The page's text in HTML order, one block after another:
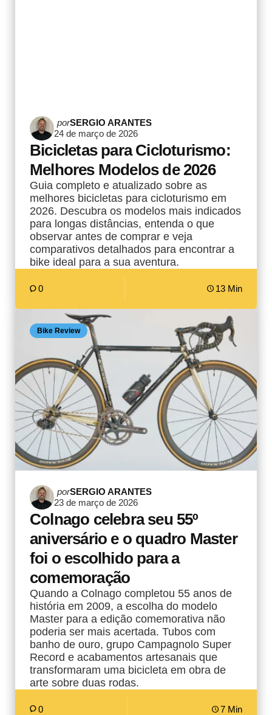
Postado
por
porSERGIO ARANTES
24 de março de 2026
Bicicletas para Cicloturismo:
Melhores Modelos de 2026
Guia completo e atualizado sobre as
melhores bicicletas para cicloturismo em
2026. Descubra os modelos mais indicados
para longas distâncias, entenda o que
observar antes de comprar e veja
comparativos detalhados para encontrar a
bike ideal para a sua aventura.
0 13 Min
Bike Review
Postado
por
porSERGIO ARANTES
23 de março de 2026
Colnago celebra seu 55º
aniversário e o quadro Master
foi o escolhido para a
comemoração
Quando a Colnago completou 55 anos de
história em 2009, a escolha do modelo
Master para a edição comemorativa não
poderia ser mais acertada. Tubos com
banho de ouro, grupo Campagnolo Super
Record e acabamentos artesanais que
transformaram uma bicicleta em obra de
arte sobre duas rodas.
0 7 Min